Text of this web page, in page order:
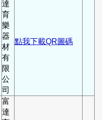
達
育
樂
器
材
有
限
公
司
點我下載QR圖碼
富
達